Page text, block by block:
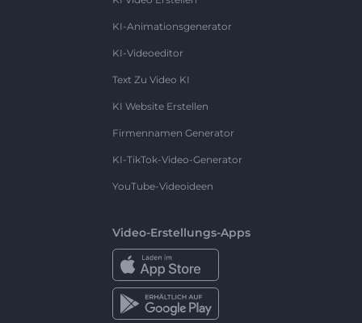
KI-Animationsgenerator
KI-Videoeditor
Text Zu Video KI
KI Website Erstellen
Firmennamen Generator
KI-TikTok-Video-Generator
YouTube-Videoideen
Video-Erstellungs-Apps